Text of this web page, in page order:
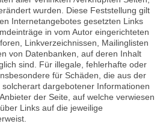
wurden. Diese Feststellung gilt
Internetangebotes gesetzten Links
in vom Autor eingerichteten
Linkverzeichnissen, Mailinglisten
von Datenbanken, auf deren Inhalt
sind. Für illegale, fehlerhafte oder
für Schäden, die aus der
dargebotener Informationen
der Seite, auf welche verwiesen
Links auf die jeweilige